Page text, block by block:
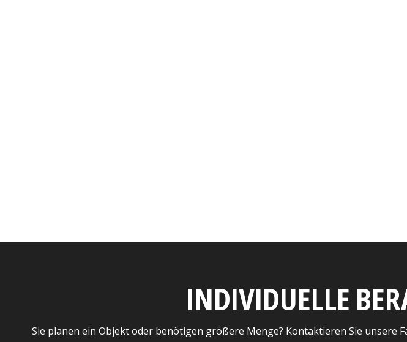
INDIVIDUELLE
Sie planen ein Objekt oder benötigen größere Menge? Kontaktieren Sie